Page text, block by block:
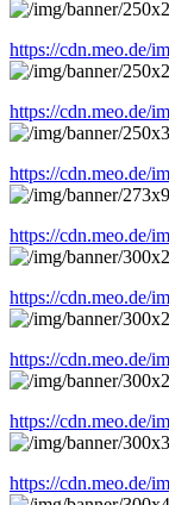
https://cdn.meo.de/
https://cdn.meo.de/
https://cdn.meo.de/
https://cdn.meo.de/
https://cdn.meo.de/
https://cdn.meo.de/
https://cdn.meo.de/
https://cdn.meo.de/